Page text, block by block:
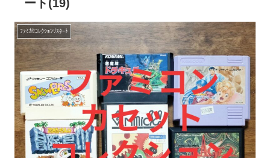
ート(19)
ﾌｧﾐｶｾｺﾚｸｼｮﾝﾘｽﾀｰﾄ